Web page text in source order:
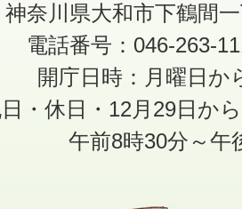
神奈川県大和市下鶴間
電話番号：046-263-
開庁日時：月曜日か
日・休日・12月29日か
午前8時30分～午